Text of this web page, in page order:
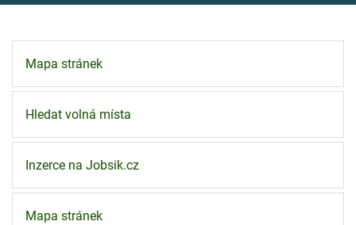
Mapa stránek
Hledat volná místa
Inzerce na Jobsik.cz
Mapa stránek